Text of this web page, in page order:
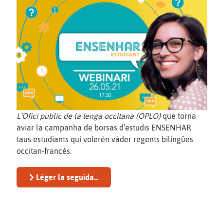
L’Ofici public de la lenga occitana (OPLO)que torna
aviar la campanha de borsas d’estudis ENSENHAR
taus estudiants qui volerén vàder regents bilingües
occitan-francés.
Léger la seguida...